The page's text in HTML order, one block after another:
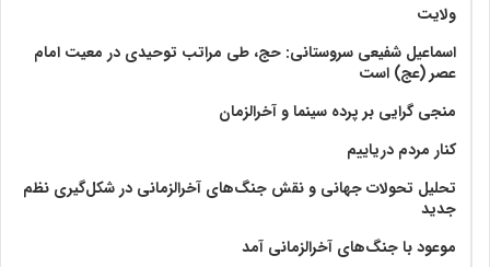
ولايت‏
اسماعیل شفیعی سروستانی: حج، طی مراتب توحیدی در معیت امام
عصر (عج) است
منجی گرایی بر پرده سینما و آخرالزمان
کنار مردم دریاییم
تحلیل تحولات جهانی و نقش جنگ‌های آخرالزمانی در شکل‌گیری نظم
جدید
موعود با جنگ‌های آخرالزمانی آمد